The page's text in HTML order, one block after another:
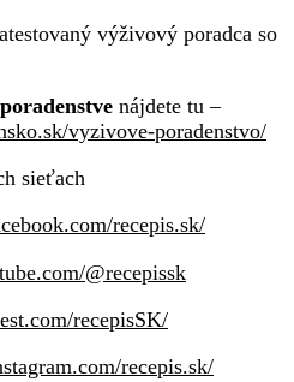
výživový poradca so
nájdete tu –
vyzivove-poradenstvo/
sieťach
recepis.sk/
@recepissk
recepisSK/
recepis.sk/